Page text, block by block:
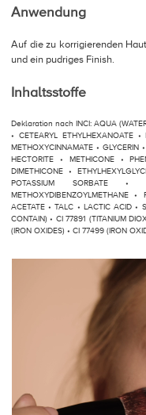
Anwendung
Auf die zu korrigierenden
und ein pudriges Finish.
Inhaltsstoffe
Deklaration nach INCI: AQUA
• CETEARYL ETHYLHEXANOATE •
METHOXYCINNAMATE • GLYCERIN
HECTORITE • METHICONE •
DIMETHICONE •
POTASSIUM SORBATE •
METHOXYDIBENZOYLMETHANE •
ACETATE • TALC • LACTIC ACID •
CONTAIN) • CI 77891 (TITANIUM
(IRON OXIDES) • CI 77499 (IRON